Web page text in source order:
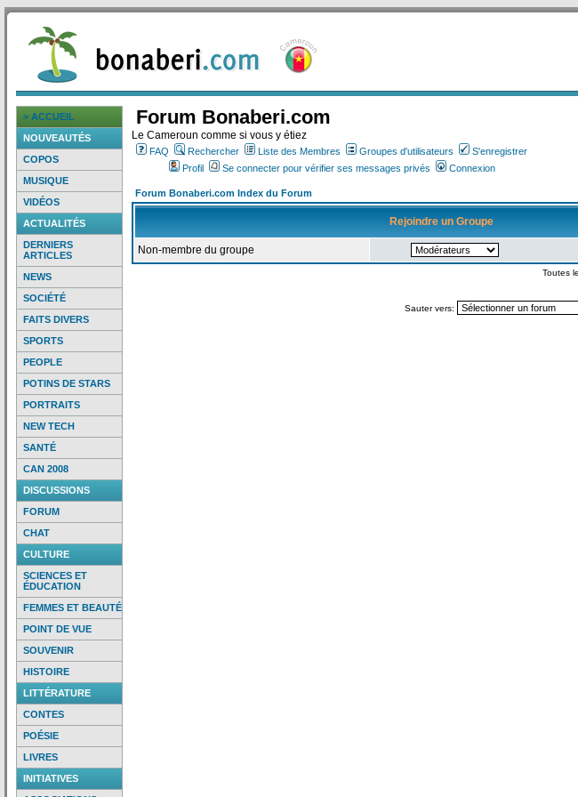
> ACCUEIL
NOUVEAUTÉS
COPOS
MUSIQUE
VIDÉOS
ACTUALITÉS
DERNIERS
ARTICLES
NEWS
SOCIÉTÉ
FAITS DIVERS
SPORTS
PEOPLE
POTINS DE STARS
PORTRAITS
NEW TECH
SANTÉ
CAN 2008
DISCUSSIONS
FORUM
CHAT
CULTURE
SCIENCES ET
ÉDUCATION
FEMMES ET BEAUTÉ
POINT DE VUE
SOUVENIR
HISTOIRE
LITTÉRATURE
CONTES
POÉSIE
LIVRES
INITIATIVES
Forum Bonaberi.com
Le Cameroun comme si vous y étiez
FAQ Rechercher Liste des Membres Groupes d'utilisateurs
S'enregistrer
Profil
Se connecter pour vérifier ses messages privés Connexion
Forum Bonaberi.com Index du Forum
Rejoindre un Groupe
Non-membre du groupe
Toutes
Sauter vers: